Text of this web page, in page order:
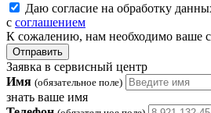
Даю согласие на обработку
с соглашением
К сожалению, нам необходимо ваше
Отправить
Заявка в сервисный центр
Имя (обязательное поле)
знать ваше имя